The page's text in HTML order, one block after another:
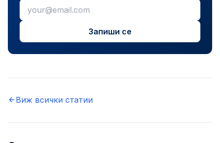
Запиши се
Виж всички статии